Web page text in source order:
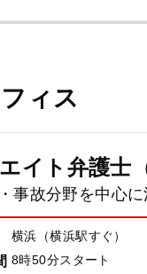
ィス
イト弁護士
事故分野を中心に
横浜（横浜駅すぐ）
8時50分スタート